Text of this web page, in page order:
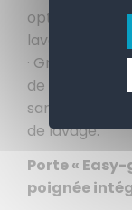
optimales
lavage
· Grâce à leur
de surface
sans qu’il
de lavage.
Porte «
poignée